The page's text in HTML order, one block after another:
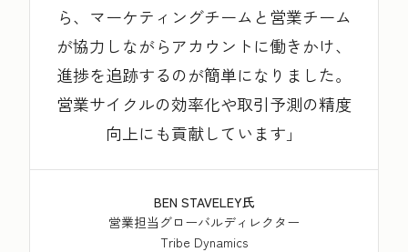
ら、マーケティングチームと営業チーム
が協力しながらアカウントに働きかけ、
進捗を追跡するのが簡単になりました。
営業サイクルの効率化や取引予測の精度
向上にも貢献しています
BEN STAVELEY氏
営業担当グローバルディレクター
Tribe Dynamics